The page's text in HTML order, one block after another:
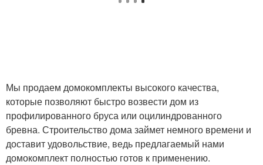
Мы продаем домокомплекты высокого качества,
которые позволяют быстро возвести дом из
профилированного бруса или оцилиндрованного
бревна. Строительство дома займет немного времени и
доставит удовольствие, ведь предлагаемый нами
домокомплект полностью готов к применению.